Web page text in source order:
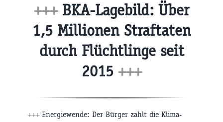
+++BKA-Lagebild: Über
1,5 Millionen Straftaten
durch Flüchtlinge seit
2015 +++
+++ Energiewende: Der Bürger zahlt die Klima-